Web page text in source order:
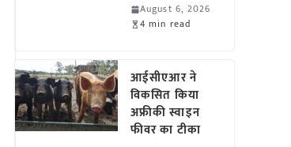
August 6, 2026
4 min read
आईसीएआर ने
विकसित किया
अफ्रीकी स्वाइन
फीवर का टीका